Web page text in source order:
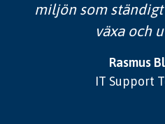
miljön som
växa och
Rasmus
IT Support